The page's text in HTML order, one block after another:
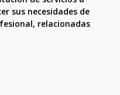
sus necesidades de
relacionadas